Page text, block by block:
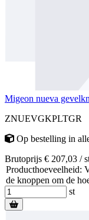
Migeon nueva
ZNUEVGKPLTGR
Op bestelling in
Brutoprijs € 207,03 /
Producthoeveelheid:
de knoppen om de
st